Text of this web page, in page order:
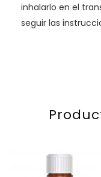
inhalarlo en el
seguir las